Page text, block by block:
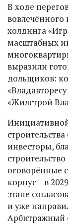
В ходе
вовлечённого
холдинга
масштабных
выразили
дольщиков:
«Жилстрой
инвесторы,
оговорённые
корпус – в
этапе
и уже
Арбитражный